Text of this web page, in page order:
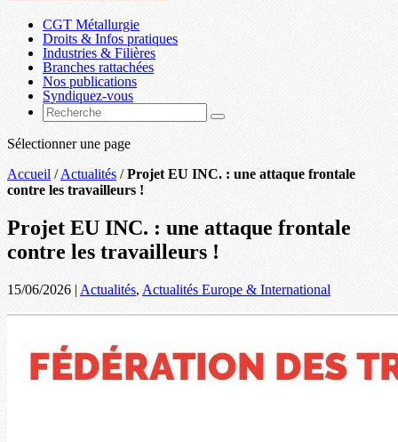
CGT Métallurgie
Droits & Infos pratiques
Industries & Filières
Branches rattachées
Nos publications
Syndiquez-vous
Sélectionner une page
Accueil /Actualités /Projet EU INC. : une attaque frontale
contre les travailleurs !
Projet EU INC. : une attaque frontale
contre les travailleurs !
15/06/2026 | Actualités, Actualités Europe & International